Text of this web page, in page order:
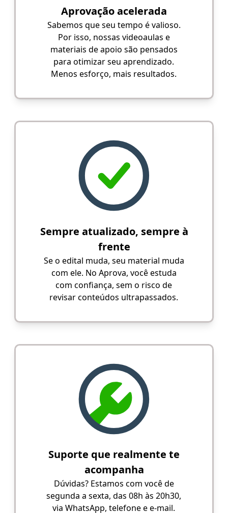
Aprovação acelerada
Sabemos que seu tempo é valioso.
Por isso, nossas videoaulas e
materiais de apoio são pensados
para otimizar seu aprendizado.
Menos esforço, mais resultados.
Sempre atualizado, sempre à
frente
Se o edital muda, seu material muda
com ele. No Aprova, você estuda
com confiança, sem o risco de
revisar conteúdos ultrapassados.
Suporte que realmente te
acompanha
Dúvidas? Estamos com você de
segunda a sexta, das 08h às 20h30,
via WhatsApp, telefone e e-mail.